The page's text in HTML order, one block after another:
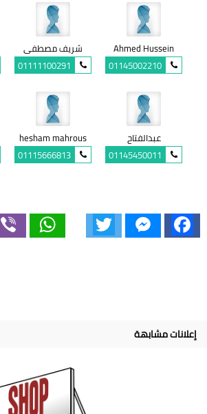
Ahmed Hussein
01145002210
شريف مصطفى
01111100291
عبدالفتاح
01145450011
hesham mahrous
01115666813
Facebook
Messenger
WhatsApp
إعلانات مشابهة